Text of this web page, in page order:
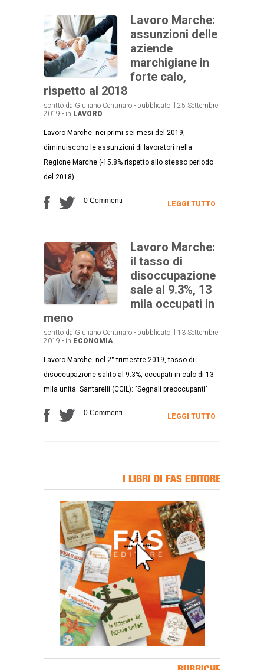
Lavoro Marche:
assunzioni delle
aziende
marchigiane in
forte calo,
rispetto al 2018
scritto da Giuliano Centinaro - pubblicato il 25 Settembre
2019 - in LAVORO
Lavoro Marche: nei primi sei mesi del 2019,
diminuiscono le assunzioni di lavoratori nella
Regione Marche (-15.8% rispetto allo stesso periodo
del 2018).
0 Commenti LEGGI TUTTO
Lavoro Marche:
il tasso di
disoccupazione
sale al 9.3%, 13
mila occupati in
meno
scritto da Giuliano Centinaro - pubblicato il 13 Settembre
2019 - in ECONOMIA
Lavoro Marche: nel 2° trimestre 2019, tasso di
disoccupazione salito al 9.3%, occupati in calo di 13
mila unità. Santarelli (CGIL): "Segnali preoccupanti".
0 Commenti LEGGI TUTTO
I LIBRI DI FAS EDITORE